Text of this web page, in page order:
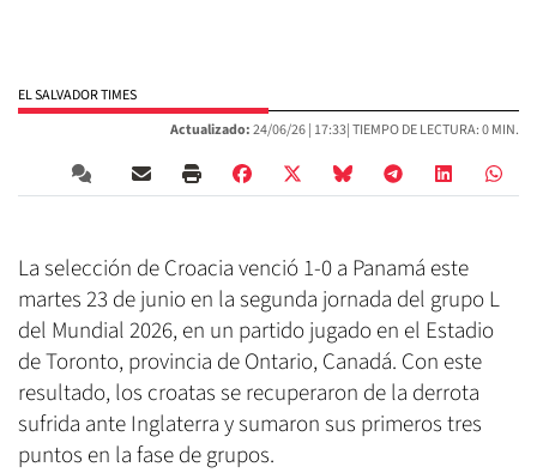
EL SALVADOR TIMES
Actualizado:24/06/26 | 17:33| TIEMPO DE LECTURA: 0 MIN.
La selección de Croacia venció 1-0 a Panamá este
martes 23 de junio en la segunda jornada del grupo L
del Mundial 2026, en un partido jugado en el Estadio
de Toronto, provincia de Ontario, Canadá. Con este
resultado, los croatas se recuperaron de la derrota
sufrida ante Inglaterra y sumaron sus primeros tres
puntos en la fase de grupos.